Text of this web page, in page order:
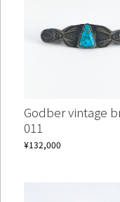
Godber vintage
011
¥132,000